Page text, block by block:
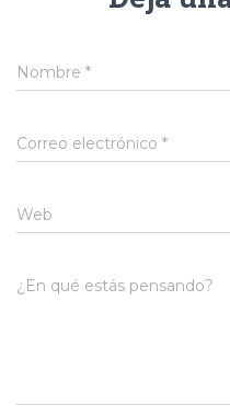
Nombre *
Correo electrónico *
Web
¿En qué estás pensando?